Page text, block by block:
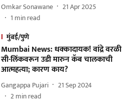
Omkar Sonawane
21 Apr 2025
1 min read
मुंबई/पुणे
Mumbai News: धक्कादायक! वांद्रे वरळी
सी-लिंकवरून उडी मारुन कॅब चालकाची
आत्महत्या; कारण काय?
Gangappa Pujari
21 Sep 2024
2min read